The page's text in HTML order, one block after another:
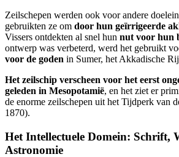
Zeilschepen werden ook voor andere
gebruikten ze om door hun geïrrigeerde
Vissers ontdekten al snel hun nut voor hun
ontwerp was verbeterd, werd het gebruikt
voor de goden in Sumer, het Akkadische
Het zeilschip verscheen voor het eerst
geleden in Mesopotamië, en het ziet er
de enorme zeilschepen uit het Tijdperk van
1870).
Het Intellectuele Domein: Schrift,
Astronomie